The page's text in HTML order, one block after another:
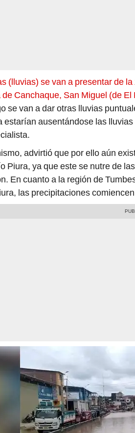
(lluvias) se van a presentar de
de Canchaque, San Miguel (de
se van a dar otras lluvias
estarían ausentándose las
advirtió que por ello aún
Piura, ya que este se nutre de
En cuanto a la región de
las precipitaciones